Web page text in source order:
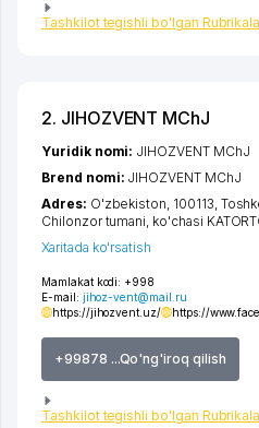
Tashkilot tegishli bo'lgan
2. JIHOZVENT MChJ
Mamlakat kodi: +998
E-mail: jihoz-vent@mail.ru
https://jihozvent.uz/
https://
+99878 ...Qo'ng'iroq qilish
Tashkilot tegishli bo'lgan
Yuridik nomi: JIHOZVENT MChJ
Brend nomi: JIHOZVENT MChJ
Adres: O'zbekiston, 100113,
Chilonzor tumani, ko'chasi
Xaritada ko'rsatish